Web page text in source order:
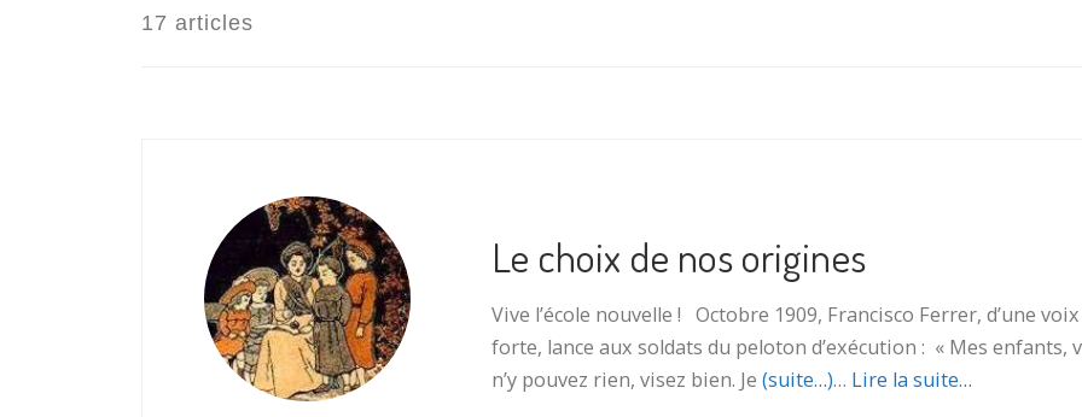
17 articles
Le choix de nos origines
Vive l’école nouvelle ! Octobre 1909, Francisco Ferrer, d’une voix
forte, lance aux soldats du peloton d’exécution : « Mes enfants,
n’y pouvez rien, visez bien. Je (suite…)… Lire la suite…